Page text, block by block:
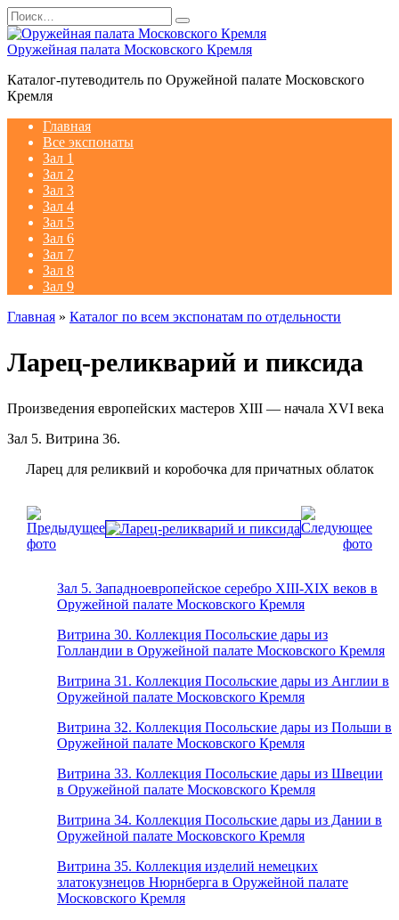
Перейти
к
содержанию
Search
for:
Оружейная палата Московского Кремля
Каталог-путеводитель по Оружейной палате Московского
Кремля
Главная
Все экспонаты
Зал 1
Зал 2
Зал 3
Зал 4
Зал 5
Зал 6
Зал 7
Зал 8
Зал 9
Главная » Каталог по всем экспонатам по отдельности
Ларец-реликварий и пиксида
Произведения европейских мастеров XIII — начала XVI века
Зал 5. Витрина 36.
Ларец для реликвий и коробочка для причатных облаток
Зал 5. Западноевропейское серебро XIII-XIX веков в
Оружейной палате Московского Кремля
Витрина 30. Коллекция Посольские дары из
Голландии в Оружейной палате Московского Кремля
Витрина 31. Коллекция Посольские дары из Англии в
Оружейной палате Московского Кремля
Витрина 32. Коллекция Посольские дары из Польши в
Оружейной палате Московского Кремля
Витрина 33. Коллекция Посольские дары из Швеции
в Оружейной палате Московского Кремля
Витрина 34. Коллекция Посольские дары из Дании в
Оружейной палате Московского Кремля
Витрина 35. Коллекция изделий немецких
златокузнецов Нюрнберга в Оружейной палате
Московского Кремля